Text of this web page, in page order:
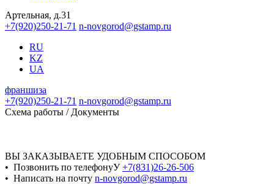
Артельная, д.31
+7(920)250-21-71 n-novgorod@gstamp.ru
RU
KZ
UA
франшиза
+7(920)250-21-71 n-novgorod@gstamp.ru
Схема работы / Документы
ВЫ ЗАКАЗЫВАЕТЕ УДОБНЫМ СПОСОБОМ
• Позвонить по телефонуУ+7(831)26-26-506
• Написать на почту n-novgorod@gstamp.ru